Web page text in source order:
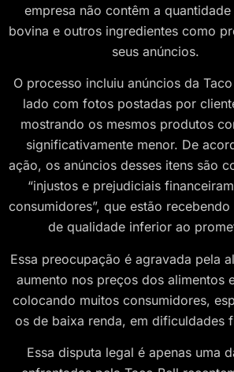
empresa não contêm a
bovina e outros ingredientes como
seus anúncios.
O processo incluiu anúncios da
lado com fotos postadas por
mostrando os mesmos produtos
significativamente menor. De
ação, os anúncios desses itens são
“injustos e prejudiciais
consumidores”, que estão
de qualidade inferior ao
Essa preocupação é agravada pela
aumento nos preços dos alimentos
colocando muitos consumidores,
os de baixa renda, em dificuldades
Essa disputa legal é apenas uma